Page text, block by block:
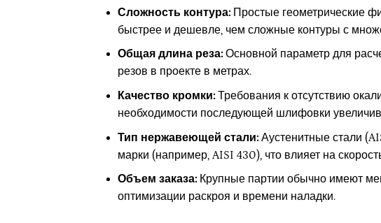
Сложность контура:Простые геометрические
быстрее и дешевле, чем сложные контуры с
Общая длина реза:Основной параметр для
резов в проекте в метрах.
Качество кромки:Требования к отсутствию
необходимости последующей шлифовки
Тип нержавеющей стали:Аустенитные стали
марки (например, AISI 430), что влияет на
Объем заказа:Крупные партии обычно имеют
оптимизации раскроя и времени наладки.